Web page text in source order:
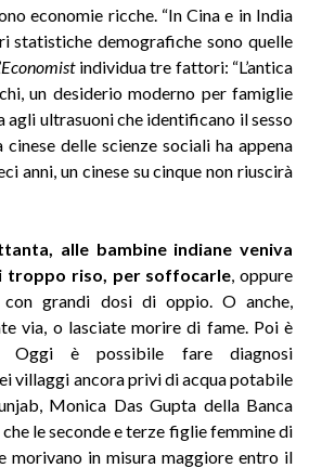
economie ricche. “In Cina e in India
statistiche demografiche sono quelle
Economistindividua tre fattori: “L’antica
un desiderio moderno per famiglie
agli ultrasuoni che identificano il sesso
cinese delle scienze sociali ha appena
anni, un cinese su cinque non riuscirà
alle bambine indiane veniva
troppo riso, per soffocarle , oppure
con grandi dosi di oppio. O anche,
via, o lasciate morire di fame. Poi è
Oggi è possibile fare diagnosi
villaggi ancora privi di acqua potabile
Monica Das Gupta della Banca
le seconde e terze figlie femmine di
morivano in misura maggiore entro il